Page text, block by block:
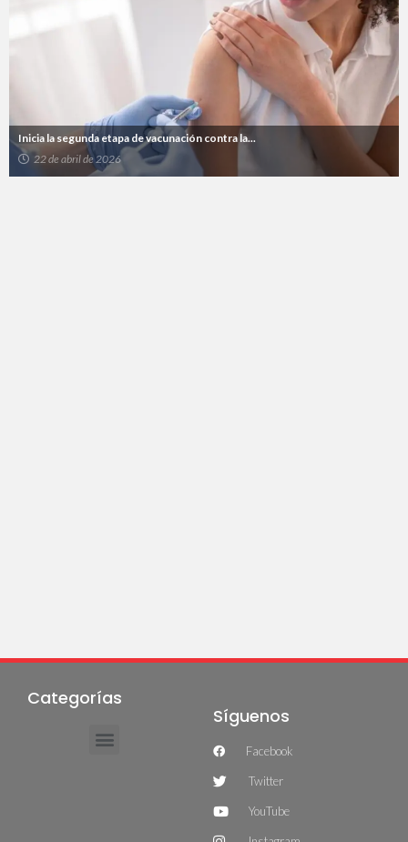
Inicia la segunda etapa de vacunación contra la...
22 de abril de 2026
Categorías
Síguenos
Facebook
Twitter
YouTube